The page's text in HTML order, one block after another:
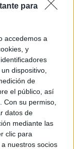
para
accedemos a
y
dispositivo,
de
el público, así
su permiso,
datos de
mediante las
clic para
nuestros socios